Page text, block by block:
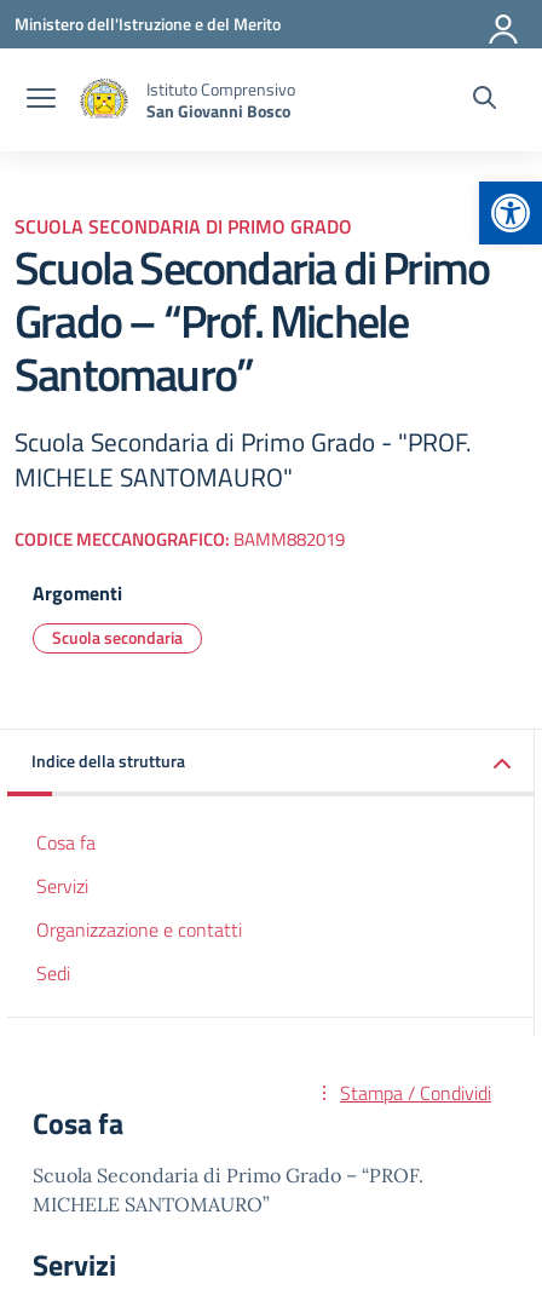
Vai ai contenuti
Vai al menu di navigazione
Vai al footer
Ministero dell'Istruzione e del Merito
Istituto Comprensivo
San Giovanni Bosco
SCUOLA SECONDARIA DI PRIMO GRADO
Scuola Secondaria di Primo
Grado – “Prof. Michele
Santomauro”
Scuola Secondaria di Primo Grado - "PROF.
MICHELE SANTOMAURO"
CODICE MECCANOGRAFICO: BAMM882019
Argomenti
Scuola secondaria
Indice della struttura
Cosa fa
Servizi
Organizzazione e contatti
Sedi
Stampa / Condividi
Cosa fa
Scuola Secondaria di Primo Grado – “PROF.
MICHELE SANTOMAURO”
Servizi